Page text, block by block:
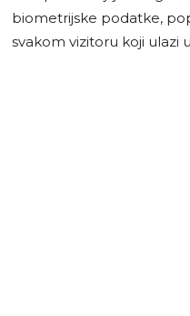
biometrijske podatke,
svakom vizitoru koji ulazi